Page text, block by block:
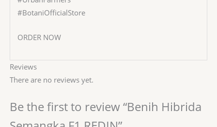
#BotaniOfficialStore
ORDER NOW
Reviews
There are no reviews yet.
Be the first to review “Benih Hibrida